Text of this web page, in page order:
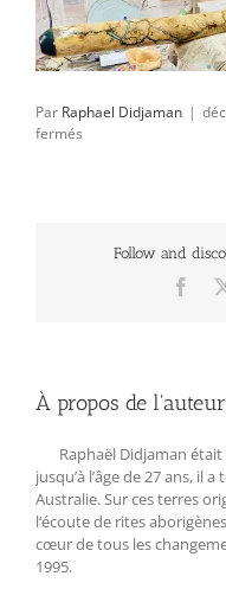
Par Raphael Didjaman |
fermés
Follow and
À propos de
Raphaël Didjaman
jusqu’à l’âge de 27 ans, il
Australie. Sur ces terres
l‘écoute de rites
cœur de tous les
1995.